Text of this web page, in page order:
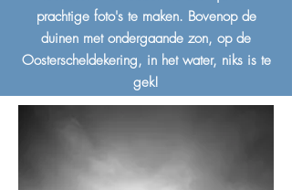
prachtige foto's te maken. Bovenop de
duinen met ondergaande zon, op de
Oosterscheldekering, in het water, niks is te
gek!